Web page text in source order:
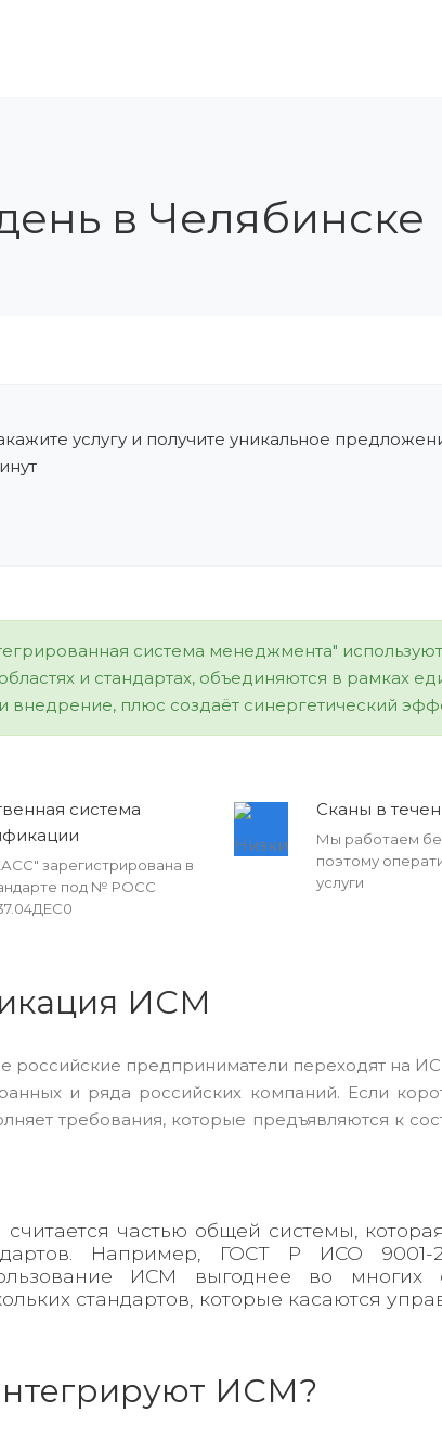
в Челябинске
услугу и получите уникальное
система менеджмента"
и стандартах, объединяются в рамках
внедрение, плюс создаёт синергетический
система
зарегистрирована в
под № РОСС
Сканы в
Мы работаем
поэтому
услуги
ИСМ
российские предприниматели переходят на
и ряда российских компаний. Если
требования, которые предъявляются к
частью общей системы,
Например, ГОСТ Р ИСО 9001-
ИСМ выгоднее во
стандартов, которые касаются
ИСМ?